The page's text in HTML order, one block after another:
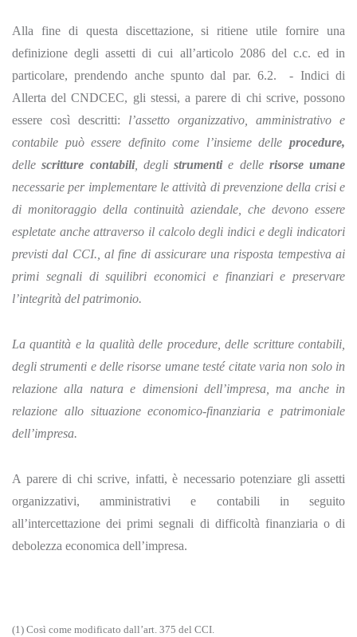
Alla fine di questa discettazione, si ritiene utile fornire una
definizione degli assetti di cui all’articolo 2086 del c.c. ed in
particolare, prendendo anche spunto dal par. 6.2. - Indici di
Allerta del CNDCEC, gli stessi, a parere di chi scrive, possono
essere così descritti: l’assetto organizzativo, amministrativo e
contabile può essere definito come l’insieme delle procedure,
delle scritture contabili, degli strumentie delle risorse umane
necessarie per implementare le attività di prevenzione della crisi e
di monitoraggio della continuità aziendale, che devono essere
espletate anche attraverso il calcolo degli indici e degli indicatori
previsti dal CCI., al fine di assicurare una risposta tempestiva ai
primi segnali di squilibri economici e finanziari e preservare
l’integrità del patrimonio.
La quantità e la qualità delle procedure, delle scritture contabili,
degli strumenti e delle risorse umane testé citate varia non solo in
relazione alla natura e dimensioni dell’impresa, ma anche in
relazione allo situazione economico-finanziaria e patrimoniale
dell’impresa.
A parere di chi scrive, infatti, è necessario potenziare gli assetti
organizzativi, amministrativi e contabili in seguito
all’intercettazione dei primi segnali di difficoltà finanziaria o di
debolezza economica dell’impresa.
(1) Così come modificato dall’art. 375 del CCI.